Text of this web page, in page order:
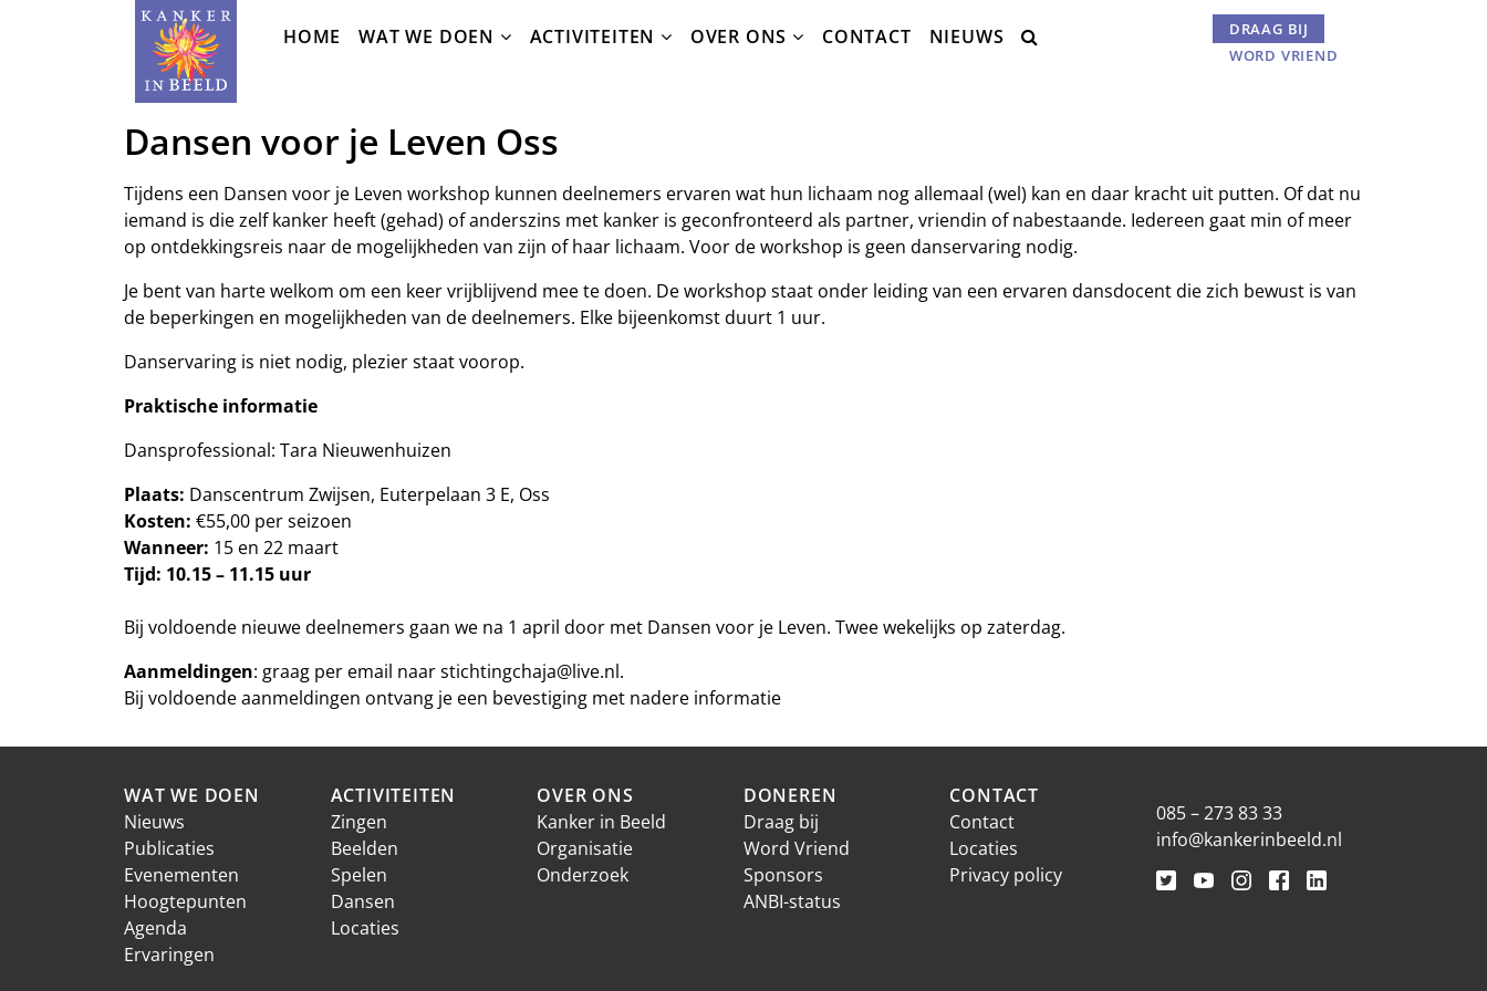
HOME WAT WE DOEN ACTIVITEITEN OVER ONS CONTACT NIEUWS 
DRAAG BIJ
WORD VRIEND
Dansen voor je Leven Oss
Tijdens een Dansen voor je Leven workshop kunnen deelnemers ervaren wat hun lichaam nog allemaal (wel) kan en daar kracht uit putten. Of dat nu
iemand is die zelf kanker heeft (gehad) of anderszins met kanker is geconfronteerd als partner, vriendin of nabestaande. Iedereen gaat min of meer
op ontdekkingsreis naar de mogelijkheden van zijn of haar lichaam. Voor de workshop is geen danservaring nodig.
Je bent van harte welkom om een keer vrijblijvend mee te doen. De workshop staat onder leiding van een ervaren dansdocent die zich bewust is van
de beperkingen en mogelijkheden van de deelnemers. Elke bijeenkomst duurt 1 uur.
Danservaring is niet nodig, plezier staat voorop.
Praktische informatie
Dansprofessional: Tara Nieuwenhuizen
Plaats: Danscentrum Zwijsen, Euterpelaan 3 E, Oss
Kosten: €55,00 per seizoen
Wanneer: 15 en 22 maart
Tijd: 10.15 – 11.15 uur
Bij voldoende nieuwe deelnemers gaan we na 1 april door met Dansen voor je Leven. Twee wekelijks op zaterdag.
Aanmeldingen: graag per email naar stichtingchaja@live.nl.
Bij voldoende aanmeldingen ontvang je een bevestiging met nadere informatie
WAT WE DOEN
Nieuws
Publicaties
Evenementen
Hoogtepunten
Agenda
Ervaringen
ACTIVITEITEN
Zingen
Beelden
Spelen
Dansen
Locaties
OVER ONS
Kanker in Beeld
Organisatie
Onderzoek
DONEREN
Draag bij
Word Vriend
Sponsors
ANBI-status
CONTACT
Contact
Locaties
Privacy policy
085 – 273 83 33
info@kankerinbeeld.nl